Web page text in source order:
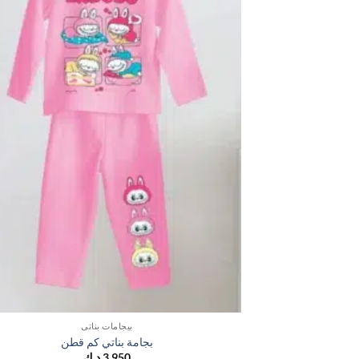
بيجامات بناتي
بجامة بناتي كم قطن